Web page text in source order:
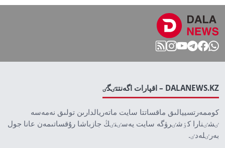
DALANEWS.KZ – اقپارات اگەنتتٸگٸ
كوممەرتسييالىق ماقساتتا سايت ماتەريالدارىن تولىق نەمەسە
ٸشٸنارا كٶشٸرۋگە سايت يەسٸنٸڭ جازباشا رۇقساتىمەن عانا جول
بەرٸلەدٸ.